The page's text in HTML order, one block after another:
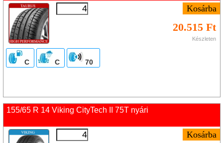
20.515 Ft
Készleten
C C 70
155/65 R 14 Viking CityTech II 75T nyári